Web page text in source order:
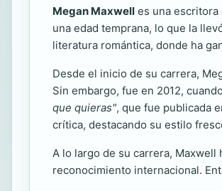
Megan Maxwell es una escritora
una edad temprana, lo que la
literatura romántica, donde ha
Desde el inicio de su carrera,
Sin embargo, fue en 2012,
que quieras", que fue publicada
crítica, destacando su estilo
A lo largo de su carrera, Maxwell
reconocimiento internacional.